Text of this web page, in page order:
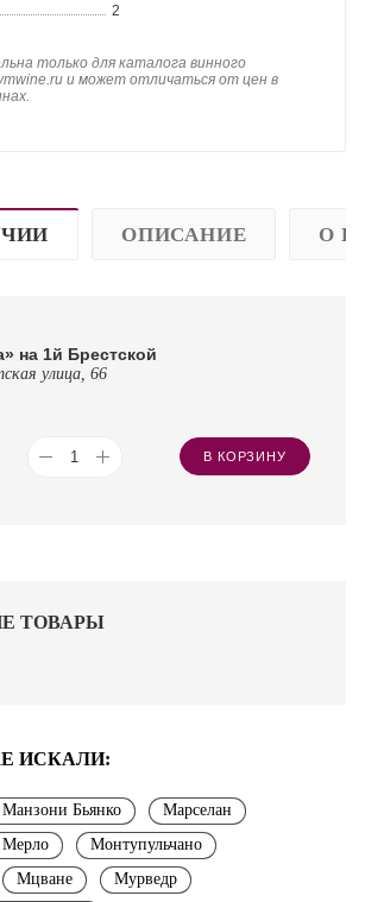
2
только для каталога винного
и может отличаться от цен в
ОПИСАНИЕ О
на 1й Брестской
улица, 66
В КОРЗИНУ
ТОВАРЫ
ИСКАЛИ:
Манзони Бьянко
Марселан
Мерло
Монтупульчано
Мцване
Мурведр